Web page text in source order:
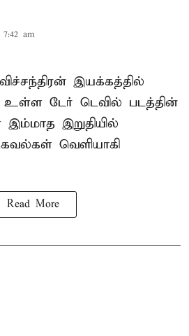
am
இயக்கத்தில்
உள்ள டேர் டெவில் படத்தின்
இம்மாத இறுதியில்
வெளியாகி
Read More